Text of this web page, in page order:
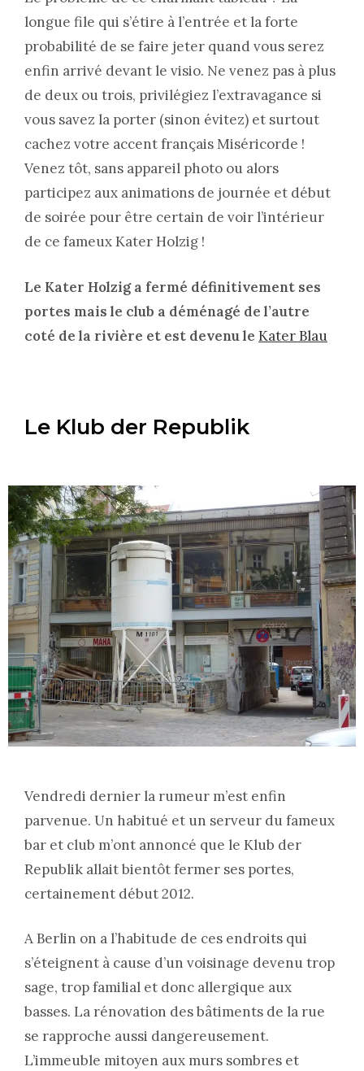
longue file qui s’étire à l’entrée et la forte
probabilité de se faire jeter quand vous serez
enfin arrivé devant le visio. Ne venez pas à plus
de deux ou trois, privilégiez l’extravagance si
vous savez la porter (sinon évitez) et surtout
cachez votre accent français Miséricorde !
Venez tôt, sans appareil photo ou alors
participez aux animations de journée et début
de soirée pour être certain de voir l’intérieur
de ce fameux Kater Holzig !
Le Kater Holzig a fermé définitivement ses
portes mais le club a déménagé de l’autre
coté de la rivière et est devenu le Kater Blau
Le Klub der Republik
Vendredi dernier la rumeur m’est enfin
parvenue. Un habitué et un serveur du fameux
bar et club m’ont annoncé que le Klub der
Republik allait bientôt fermer ses portes,
certainement début 2012.
A Berlin on a l’habitude de ces endroits qui
s’éteignent à cause d’un voisinage devenu trop
sage, trop familial et donc allergique aux
basses. La rénovation des bâtiments de la rue
se rapproche aussi dangereusement.
L’immeuble mitoyen aux murs sombres et